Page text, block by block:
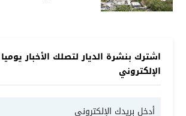
اشترك بنشرة الديار لتصلك الأخبار
الإلكتروني